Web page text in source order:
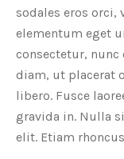
sodales eros orci,
elementum eget
consectetur,
diam, ut placerat
libero. Fusce
gravida in. Nulla
elit. Etiam